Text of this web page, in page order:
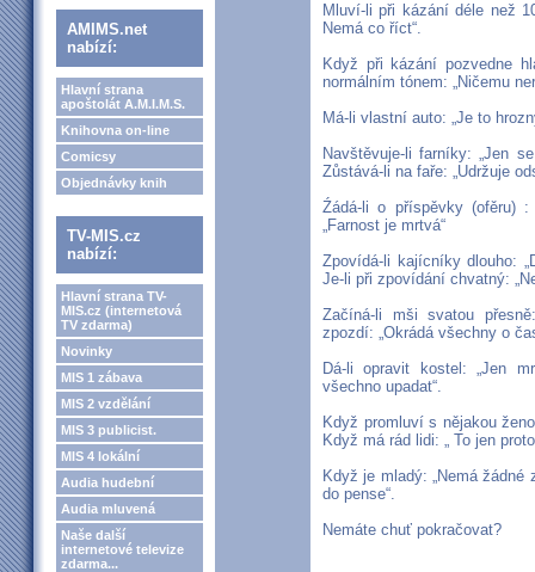
AMIMS.net
nabízí:
Hlavní strana
apoštolát A.M.I.M.S.
Knihovna on-line
Comicsy
Objednávky knih
TV-MIS.cz
nabízí:
Hlavní strana TV-
MIS.cz (internetová
TV zdarma)
Novinky
MIS 1 zábava
MIS 2 vzdělání
MIS 3 publicist.
MIS 4 lokální
Audia hudební
Audia mluvená
Naše další
internetové televize
zdarma...
Mluví-li při kázání déle než
Nemá co říct“.
Když při kázání pozvedne
normálním tónem: „Ničemu
Má-li vlastní auto: „Je to
Navštěvuje-li farníky: „Jen
Zůstává-li na faře: „Udržuje
Źádá-li o příspěvky (ofěru) :
„Farnost je mrtvá“
Zpovídá-li kajícníky dlouho:
Je-li při zpovídání chvatný:
Začíná-li mši svatou
zpozdí: „Okrádá všechny o
Dá-li opravit kostel: „Jen
všechno upadat“.
Když promluví s nějakou
Když má rád lidi: „ To jen
Když je mladý: „Nemá
do pense“.
Nemáte chuť pokračovat?